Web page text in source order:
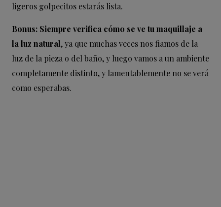
ligeros golpecitos estarás lista.
Bonus: Siempre verifica cómo se ve tu maquillaje a
la luz natural, ya que muchas veces nos fiamos de la
luz de la pieza o del baño, y luego vamos a un ambiente
completamente distinto, y lamentablemente no se verá
como esperabas.